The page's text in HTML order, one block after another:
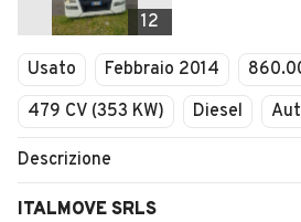
12
Usato Febbraio 2014
479 CV (353 KW)
Diesel
Descrizione
ITALMOVE SRLS